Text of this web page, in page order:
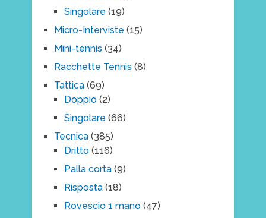
Singolare (19)
Micro-Interviste (15)
Mini-tennis (34)
Racchette Tennis (8)
Tattica(69)
Doppio(2)
Singolare (66)
Tecnica(385)
Dritto(116)
Palla corta(9)
Risposta(18)
Rovescio 1 mano(47)